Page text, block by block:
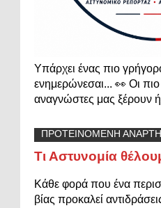
Υπάρχει ένας πιο
ενημερώνεσαι... 👀 Οι
αναγνώστες μας ξέρουν
ΠΡΟΤΕΙΝΟΜΕΝΗ
Τι Αστυνομία
Κάθε φορά που ένα
βίας προκαλεί